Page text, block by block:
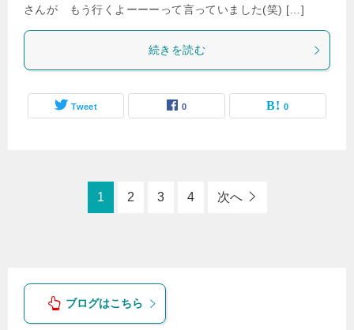
さんが もう行くよーーーって言っていました(笑) […]
続きを読む
Tweet 0 0
1 2 3 4 次へ
ブログはこちら